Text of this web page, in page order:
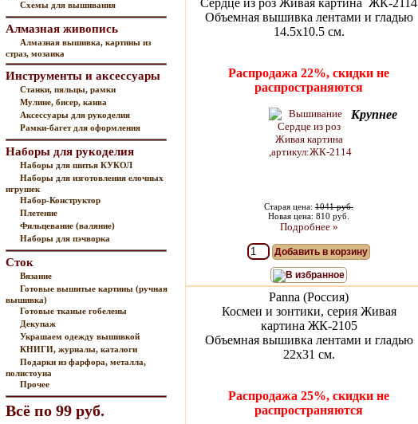
Схемы для вышивания
Алмазная живопись
Алмазная вышивка, картины из
страз, мозаика
Инструменты и аксессуары
Станки, пяльцы, рамки
Мулине, бисер, канва
Аксессуары для рукоделия
Рамки-багет для оформления
Наборы для рукоделия
Наборы для шитья КУКОЛ
Наборы для изготовления елочных
игрушек
Набор-Конструктор
Плетение
Фильцевание (валяние)
Наборы для пэчворка
Сток
Вязание
Готовые вышитые картины (ручная
вышивка)
Готовые тканые гобелены
Декупаж
Украшаем одежду вышивкой
КНИГИ, журналы, каталоги
Подарки из фарфора, металла,
полистоуна
Прочее
Всё по 99 руб.
Сердце из роз Живая картина ЖК-2114
Объемная вышивка лентами и гладью
14.5х10.5 см.
Распродажа 22%, скидки не
распространяются
Крупнее
Старая цена: 1041 руб.
Новая цена: 810 руб.
Подробнее »
Добавить в корзину
В избранное
Panna (Россия)
Космеи и зонтики, серия Живая
картина ЖК-2105
Объемная вышивка лентами и гладью
22х31 см.
Распродажа 25%, скидки не
распространяются